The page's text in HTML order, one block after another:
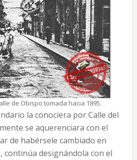
de Obispo tomada hacia 1895.
la conociera por Calle del
se aquerenciara con el
de habérsele cambiado en
continúa designándola con el